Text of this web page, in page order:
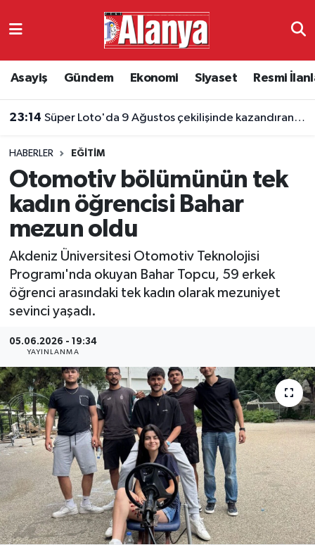
Asayiş Gündem Ekonomi Siyaset Resmi
23:14 Süper Loto'da 9 Ağustos çekilişinde kazandıran numaralar belli oldu
HABERLER EĞITIM
Otomotiv bölümünün tek
kadın öğrencisi Bahar
mezun oldu
Akdeniz Üniversitesi Otomotiv Teknolojisi
Programı'nda okuyan Bahar Topcu, 59 erkek
öğrenci arasındaki tek kadın olarak mezuniyet
sevinci yaşadı.
05.06.2026 - 19:34
YAYINLANMA
Ekonomi
Resmi İlanlar
Alanyaspor
Turizm
E-Gazete
Antalya Namaz Vakitleri
Süper Lig Puan Durumu ve Fikstür
Tüm Manşetler
Son Dakika Haberleri
Haber Arşivi